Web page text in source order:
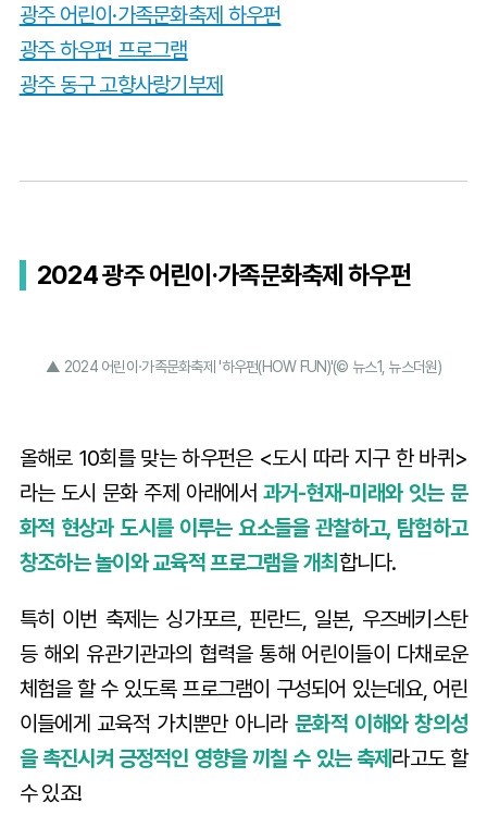
광주 어린이·가족문화축제 하우펀
광주 하우펀 프로그램
광주 동구 고향사랑기부제
2024 광주 어린이·가족문화축제 하우펀
▲ 2024 어린이·가족문화축제 '하우펀(HOW FUN)'(© 뉴스1, 뉴스더원)
올해로 10회를 맞는 하우펀은 <도시 따라 지구 한 바퀴>
라는 도시 문화 주제 아래에서 과거-현재-미래와 잇는 문
화적 현상과 도시를 이루는 요소들을 관찰하고, 탐험하고
창조하는 놀이와 교육적 프로그램을 개최 합니다.
특히 이번 축제는 싱가포르, 핀란드, 일본, 우즈베키스탄
등 해외 유관기관과의 협력을 통해 어린이들이 다채로운
체험을 할 수 있도록 프로그램이 구성되어 있는데요, 어린
이들에게 교육적 가치뿐만 아니라문화적 이해와 창의성
을 촉진시켜 긍정적인 영향을 끼칠 수 있는 축제라고도 할
수 있죠!